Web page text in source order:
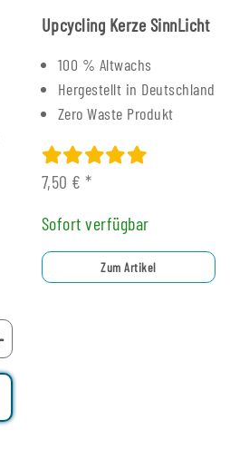
Upcycling Kerze SinnLicht
100 % Altwachs
Hergestellt in Deutschland
Zero Waste Produkt
7,50 €*
Sofort verfügbar
Zum Artikel